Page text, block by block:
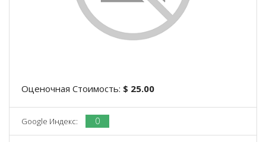
Оценочная Стоимость: $ 25.00
Google Индекс: 0